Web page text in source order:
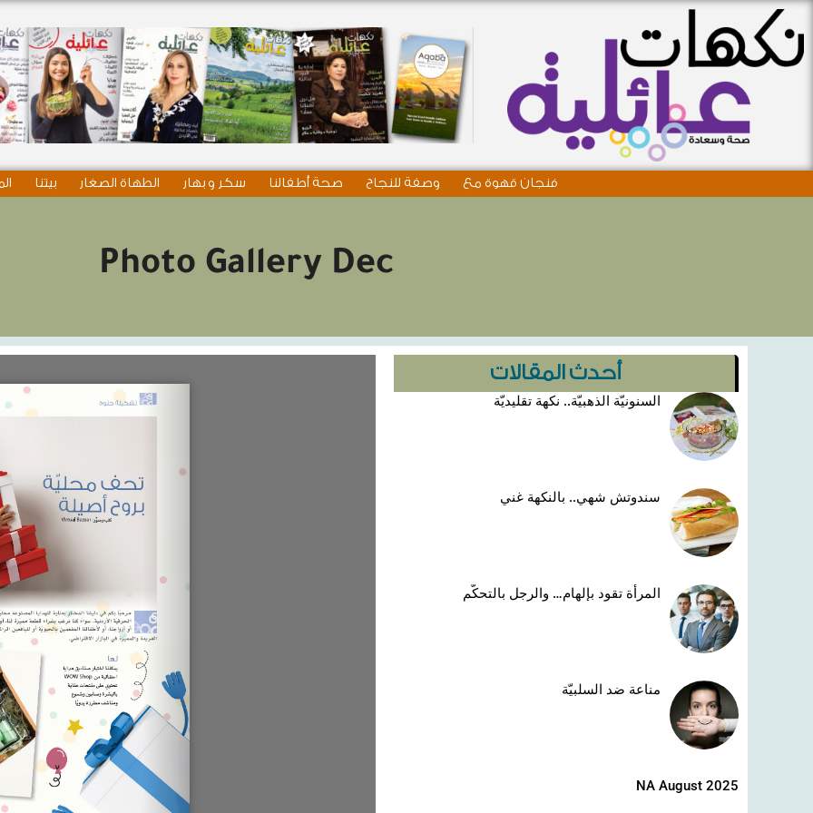
فنجان قهوة مع وصفة للنجاح صحة أطفالنا سكر و بهار الطهاة الصغار بيتنا
Photo Gallery Dec
أحدث المقالات
السنونيّة الذهبيّة.. نكهة تقليديّة
سندوتش شهي.. بالنكهة غني
المرأة تقود بإلهام… والرجل بالتحكّم
مناعة ضد السلبيّة
NA August 2025